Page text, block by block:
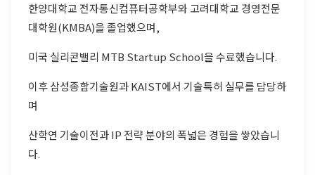
한양대학교 전자통신컴퓨터공학부와 고려대학교 경영전문
대학원(KMBA)을 졸업했으며,
미국 실리콘밸리 MTB Startup School을 수료했습니다.
이후 삼성종합기술원과 KAIST에서 기술특허 실무를 담당하
며
산학연 기술이전과 IP 전략 분야의 폭넓은 경험을 쌓았습니
다.